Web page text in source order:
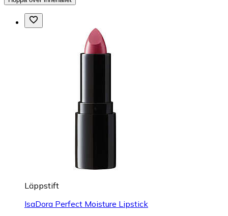
Läppstift
IsaDora Perfect Moisture Lipstick